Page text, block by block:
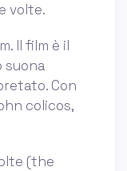
volte.
Il film è il
suona
Con
colicos,
(the